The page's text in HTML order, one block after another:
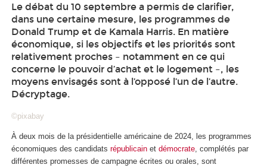
Le débat du 10 septembre a permis de clarifier,
dans une certaine mesure, les programmes de
Donald Trump et de Kamala Harris. En matière
économique, si les objectifs et les priorités sont
relativement proches – notamment en ce qui
concerne le pouvoir d’achat et le logement –, les
moyens envisagés sont à l’opposé l’un de l’autre.
Décryptage.
©pixabay
À deux mois de la présidentielle américaine de 2024, les programmes
économiques des candidats républicain et démocrate , complétés par
différentes promesses de campagne écrites ou orales, sont